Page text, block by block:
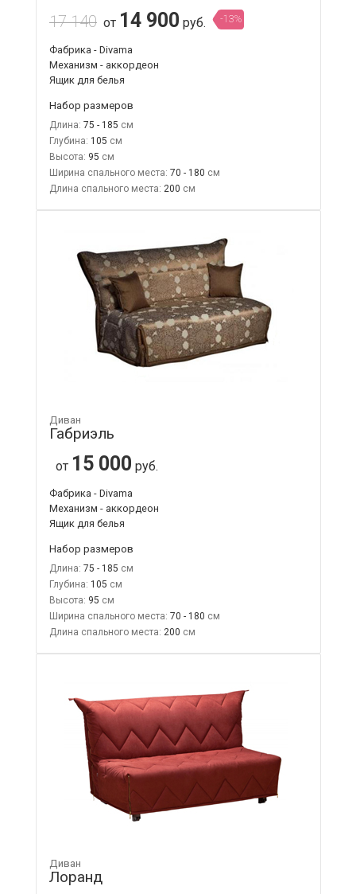
17 140 от 14 900 руб. -13%
Фабрика - Divama
Механизм - аккордеон
Ящик для белья
Набор размеров
Длина: 75 - 185
Глубина: 105
Высота: 95
Ширина спального места: 70 - 180
Длина спального места: 200
Диван
Габриэль
от 15 000 руб.
Фабрика - Divama
Механизм - аккордеон
Ящик для белья
Набор размеров
Длина: 75 - 185
Глубина: 105
Высота: 95
Ширина спального места: 70 - 180
Длина спального места: 200
Диван
Лоранд